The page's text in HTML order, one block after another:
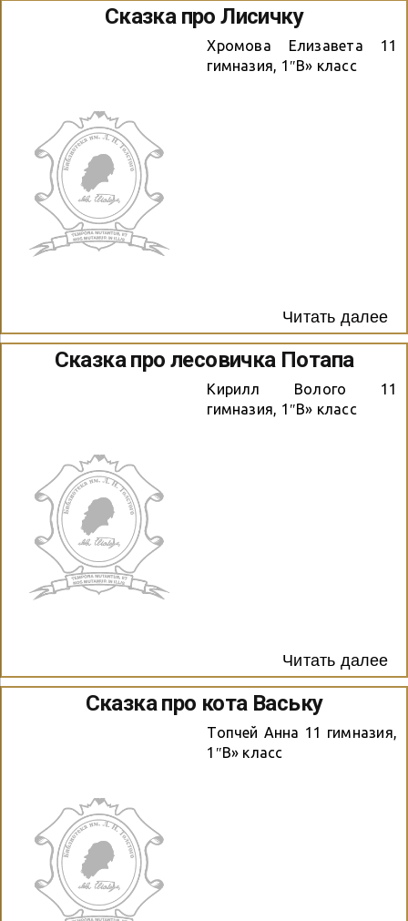
Сказка про Лисичку
Хромова Елизавета 11
гимназия, 1″В» класс
Читать далее
Сказка про лесовичка Потапа
Кирилл Волого 11
гимназия, 1″В» класс
Читать далее
Сказка про кота Ваську
Топчей Анна 11 гимназия,
1″В» класс